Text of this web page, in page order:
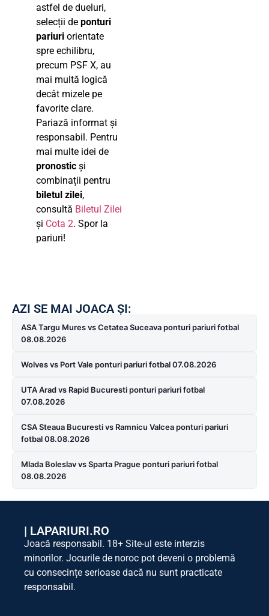
astfel de dueluri,
selecții de ponturi
pariuri orientate
spre echilibru,
precum PSF X, au
mai multă logică
decât mizele pe
favorite clare.
Pariază informat și
responsabil. Pentru
mai multe idei de
pronostic și
combinații pentru
biletul zilei,
consultă Biletul Zilei
și Cota 2. Spor la
pariuri!
AZI SE MAI JOACA ȘI:
ASA Targu Mures vs Cetatea Suceava ponturi pariuri fotbal
08.08.2026
Wolves vs Port Vale ponturi pariuri fotbal 07.08.2026
UTA Arad vs Rapid Bucuresti ponturi pariuri fotbal
07.08.2026
CSA Steaua Bucuresti vs Ramnicu Valcea ponturi pariuri
fotbal 08.08.2026
Mlada Boleslav vs Sparta Prague ponturi pariuri fotbal
08.08.2026
| LAPARIURI.RO
Joacă responsabil. 18+ Site-ul este interzis
minorilor. Jocurile de noroc pot deveni o problemă
cu consecințe serioase dacă nu sunt practicate
responsabil.